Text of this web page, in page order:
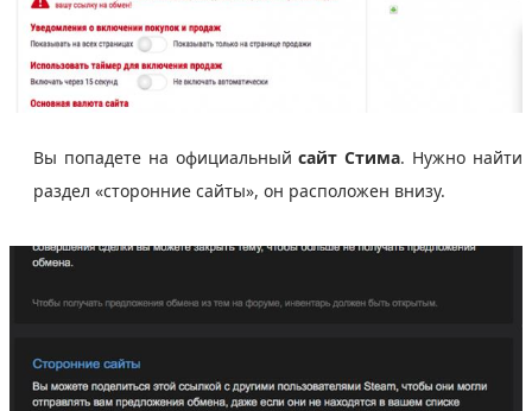
Вы попадете на официальныйсайт Стима. Нужно найти
раздел «сторонние сайты», он расположен внизу.